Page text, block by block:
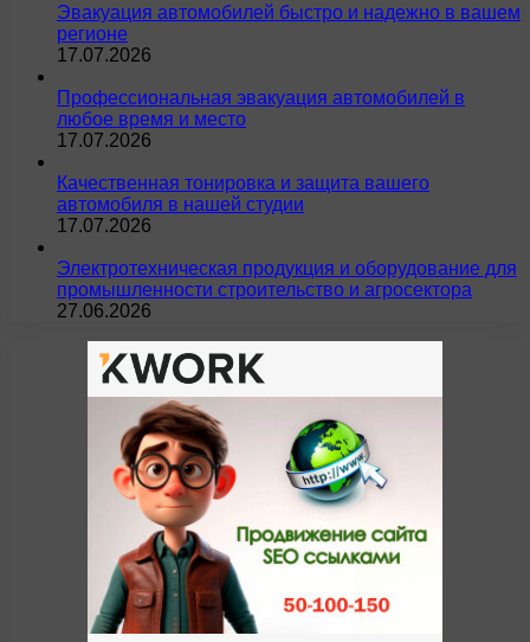
Эвакуация автомобилей быстро и надежно в вашем
регионе
17.07.2026
Профессиональная эвакуация автомобилей в
любое время и место
17.07.2026
Качественная тонировка и защита вашего
автомобиля в нашей студии
17.07.2026
Электротехническая продукция и оборудование для
промышленности строительство и агросектора
27.06.2026